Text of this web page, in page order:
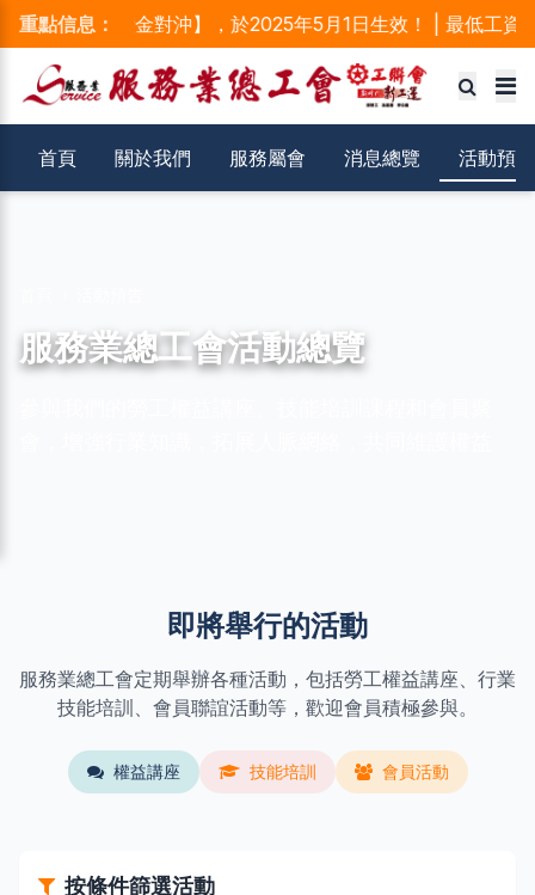
重點信息：
【取消強積金對沖】，於2025年5月1日生效！ | 最低工資
服務業總工會首頁
首頁 關於我們 服務屬會 消息總覽 活動預告
服務業總工會活動總覽
即將舉行的活動
服務業總工會定期舉辦各種活動，包括勞工權益講座、行業
技能培訓、會員聯誼活動等，歡迎會員積極參與。
權益講座 技能培訓 會員活動
按條件篩選活動